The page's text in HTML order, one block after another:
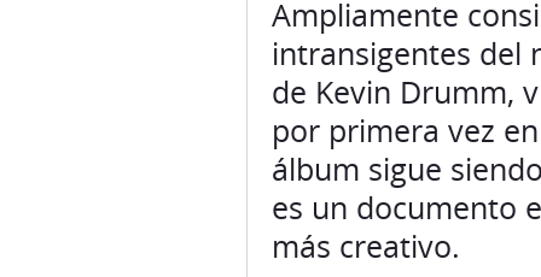
Ampliamente
intransigentes del
de Kevin Drumm,
por primera vez
álbum sigue
es un documento
más creativo.